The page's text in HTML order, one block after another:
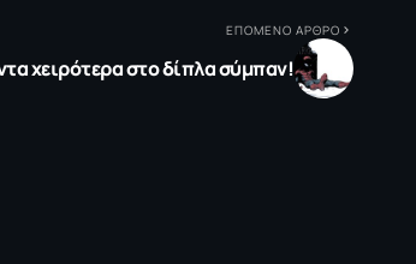
ΕΠΟΜΕΝΟ ΑΡΘΡΟ
χειρότερα στο δίπλα σύμπαν!